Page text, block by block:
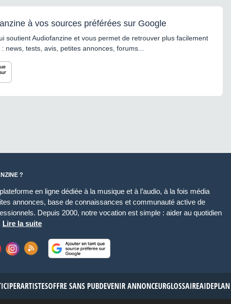
à vos sources préférées sur Google
soutient Audiofanzine et vous permet de retrouver plus facilement
news, tests, avis, petites annonces, forums...
?
en ligne dédiée à la musique et à l’audio, à la fois média
annonces, base de connaissances et communauté active de
Depuis 2000, notre vocation est simple : aider au quotidien
Lire la suite
ARTISTESOFFRE SANS PUBDEVENIR ANNONCEURGLOSSAIREAIDE